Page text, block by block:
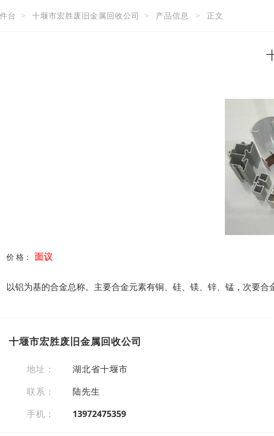
台 > 十堰市宏胜废旧金属回收公司 > 产品信息 > 正文
价 格： 面议
以铝为基的合金总称。主要合金元素有铜、硅、镁、锌、锰，次要合
十堰市宏胜废旧金属回收公司
地址：
湖北省十堰市
联系：
陆先生
手机：
13972475359